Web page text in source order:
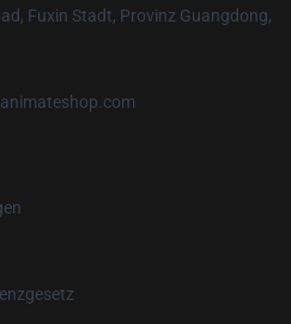
Fuxin Stadt, Provinz Guangdong,